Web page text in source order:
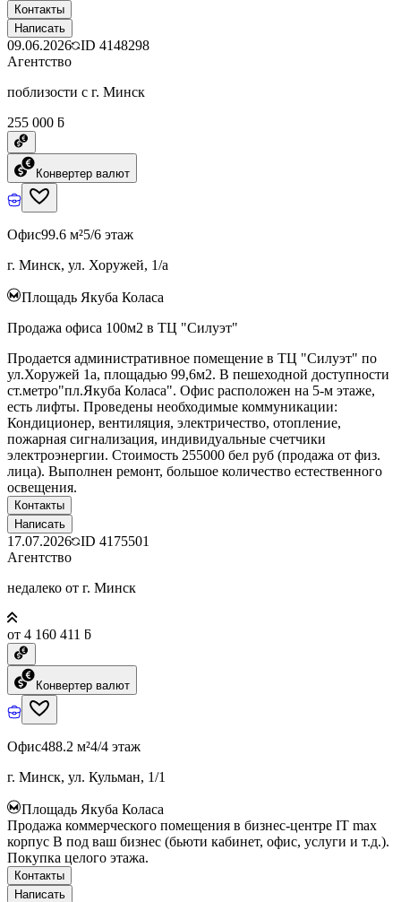
Контакты
Написать
09.06.2026 ID 4148298
Агентство
поблизости с г. Минск
255 000 ƃ
Конвертер валют
Офис99.6 м²5/6 этаж
г. Минск, ул. Хоружей, 1/а
Площадь Якуба Коласа
Продажа офиса 100м2 в ТЦ "Силуэт"
Продается административное помещение в ТЦ "Силуэт" по
ул.Хоружей 1а, площадью 99,6м2. В пешеходной доступности
ст.метро"пл.Якуба Коласа". Офис расположен на 5-м этаже,
есть лифты. Проведены необходимые коммуникации:
Кондиционер, вентиляция, электричество, отопление,
пожарная сигнализация, индивидуальные счетчики
электроэнергии. Стоимость 255000 бел руб (продажа от физ.
лица). Выполнен ремонт, большое количество естественного
освещения.
Контакты
Написать
17.07.2026 ID 4175501
Агентство
недалеко от г. Минск
от 4 160 411 ƃ
Конвертер валют
Офис488.2 м²4/4 этаж
г. Минск, ул. Кульман, 1/1
Площадь Якуба Коласа
Продажа коммерческого помещения в бизнес-центре IT max
корпус B под ваш бизнес (бьюти кабинет, офис, услуги и т.д.).
Покупка целого этажа.
Контакты
Написать